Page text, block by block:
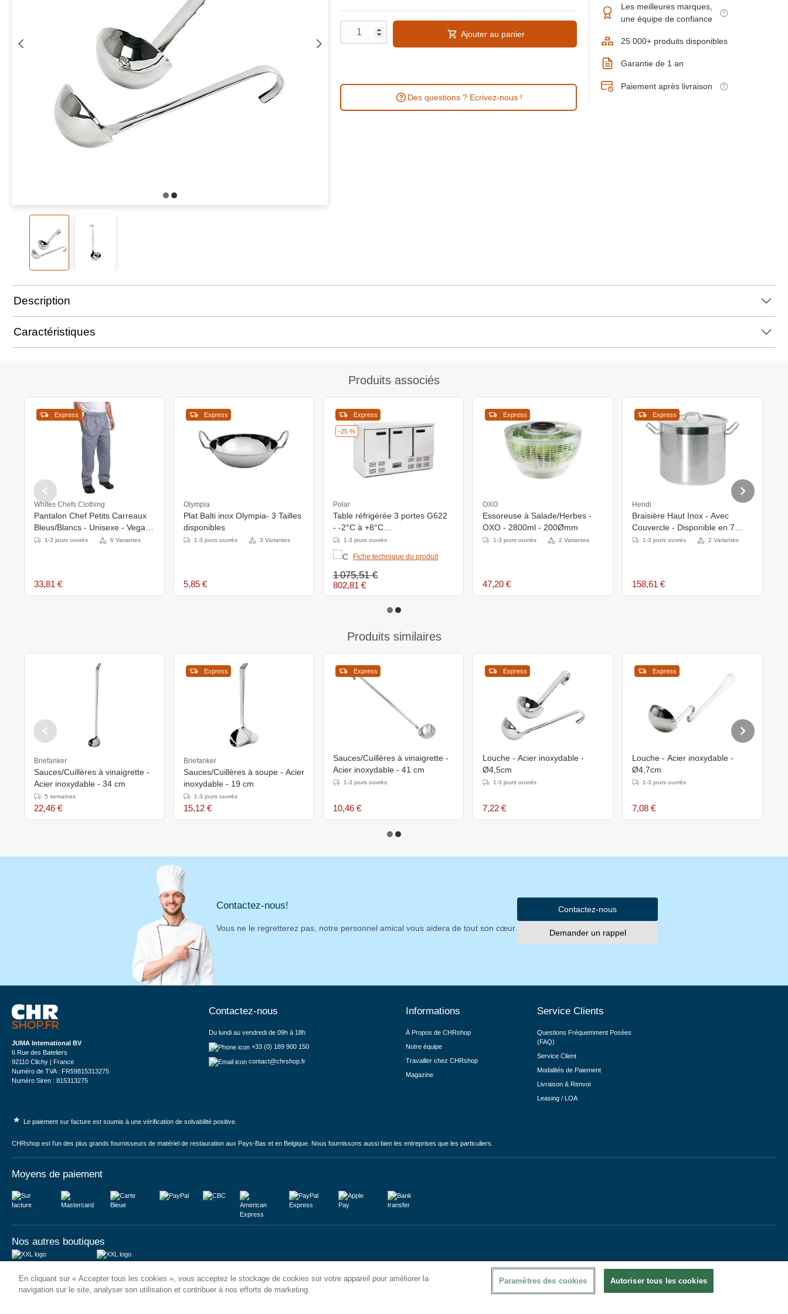
Ajouter au panier
Des questions ? Ecrivez-nous !
Les meilleures marques,
une équipe de confiance
25 000+ produits disponibles
Garantie de 1 an
Paiement après livraison
Description
Caractéristiques
Produits associés
Express
Whites Chefs Clothing
Pantalon Chef Petits Carreaux
Bleus/Blancs - Unisexe - Vegas
Whites - Disponibles En 6 Tailles
1-3 jours ouvrés 6 Variantes
33,81 €
Express
Olympia
Plat Balti inox Olympia- 3 Tailles
disponibles
1-3 jours ouvrés 3 Variantes
5,85 €
-25 %
Express
Polar
Table réfrigérée 3 portes G622
- -2°C à +8°C
- 1370x700x(H)880mm
1-3 jours ouvrés
Fiche technique du produit
1 075,51 €
802,81 €
Express
OXO
Essoreuse à Salade/Herbes -
OXO - 2800ml - 200Ømm
1-3 jours ouvrés 2 Variantes
47,20 €
Express
Hendi
Braisière Haut Inox - Avec
Couvercle - Disponible en 7
Tailles1-3 jours ouvrés 2 Variantes
158,61 €
Produits similaires
Briefanker
Sauces/Cuillères à vinaigrette -
Acier inoxydable - 34 cm
5 semaines
22,46 €
Express
Briefanker
Sauces/Cuillères à soupe - Acier
inoxydable - 19 cm
1-3 jours ouvrés
15,12 €
Express
Sauces/Cuillères à vinaigrette -
Acier inoxydable - 41 cm
1-3 jours ouvrés
10,46 €
Express
Louche - Acier inoxydable -
Ø4,5cm
1-3 jours ouvrés
7,22 €
Express
Louche - Acier inoxydable -
Ø4,7cm
1-3 jours ouvrés
7,08 €
Contactez-nous!
Vous ne le regretterez pas, notre personnel amical vous aidera de tout son cœur.
Contactez-nous
Demander un rappel
JUMA International BV
6 Rue des Bateliers
92110 Clichy | France
Numéro de TVA : FR59815313275
Numéro Siren : 815313275
Contactez-nous
Du lundi au vendredi de 09h à 18h
+33 (0) 189 900 150
contact@chrshop.fr
Informations
À Propos de CHRshop
Notre équipe
Travailler chez CHRshop
Magazine
Service Clients
Questions Fréquemment Posées
(FAQ)
Service Client
Modalités de Paiement
Livraison & Renvoi
Leasing / LOA
* Le paiement sur facture est soumis à une vérification de solvabilité positive.
CHRshop est l'un des plus grands fournisseurs de matériel de restauration aux Pays-Bas et en Belgique. Nous fournissons aussi bien les entreprises que les particuliers.
Moyens de paiement
Sur facture
Nos autres boutiques
Königsborner Straße 26a
39175 Biederitz | Deutschland
Vrijheidweg 34
1521RR Wormerveer | Nederland
En cliquant sur « Accepter tous les cookies », vous acceptez le stockage de cookies sur votre appareil pour améliorer la
navigation sur le site, analyser son utilisation et contribuer à nos efforts de marketing.
Paramètres des cookies Autoriser tous les cookies